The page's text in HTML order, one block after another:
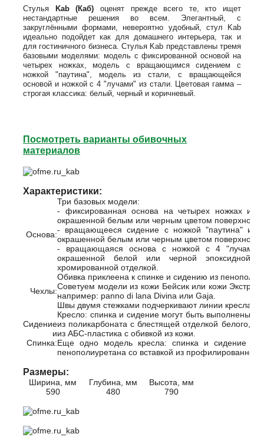
Стулья Kab(Каб) оценят прежде всего те, кто ищет
нестандартные решения во всем. Элегантный, с
закруглёнными формами, невероятно удобный, стул
Kab
идеально подойдет как для домашнего интерьера, так и
для гостиничного бизнеса. Стулья Kab представлены тремя
базовыми моделями: модель с фиксированной основой на
четырех ножках, модель с вращающимся сидением с
ножкой "паутина", модель из стали, с вращающейся
основой и ножкой с 4 "лучами" из стали. Цветовая гамма –
строгая классика: белый, черный и коричневый.
Посмотреть варианты обивочных
материалов
Характеристики:
Основа:
Три базовых модели:
- фиксированная основа на четырех ножках из
окрашенной белым или черным цветом
- вращающееся сидение с ножкой "паутина" из
окрашенной белым или черным цветом
- вращающаяся основа с ножкой с 4 "лучами"
окрашенной белой или черной эпоксидной
хромированной отделкой.
Чехлы:
Обивка приклеена к спинке и сидению из
Советуем модели из кожи Бейсик или кожи Экстра
например: panno di lana Divina или Gaja.
Швы двумя стежками подчеркивают линии кресла.
Сидение
и
Спинка:
Кресло: спинка и сидение могут быть выполнены из
из поликарбоната с блестящей отделкой белого,
из АБС-пластика с обивкой из кожи.
Еще одно модель кресла: спинка и сидение из
пенополиуретана со вставкой из профилированной
Размеры:
Ширина, мм Глубина, мм
Высота, мм
590
480 790